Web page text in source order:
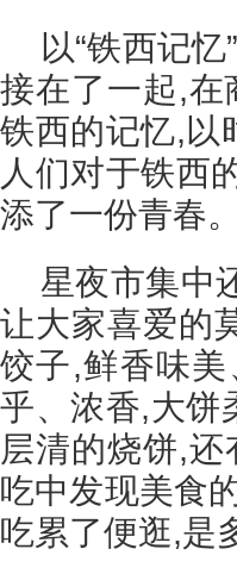
以“铁西记
接在了一起,在
铁西的记忆,以
人们对于铁西
添了一份青春。
星夜市集中
让大家喜爱的
饺子,鲜香味
乎、浓香,大饼
层清的烧饼,
吃中发现美食
吃累了便逛,是